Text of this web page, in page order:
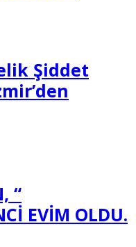
Şiddet
“
EVİM OLDU.